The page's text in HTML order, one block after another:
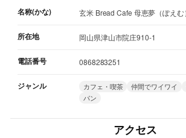
名称(かな) 玄米 Bread Cafe 母恵夢（ぽえむ
所在地 岡山県津山市院庄910-1
電話番号 0868283251
ジャンル カフェ・喫茶 仲間でワイワイ
パン
アクセス